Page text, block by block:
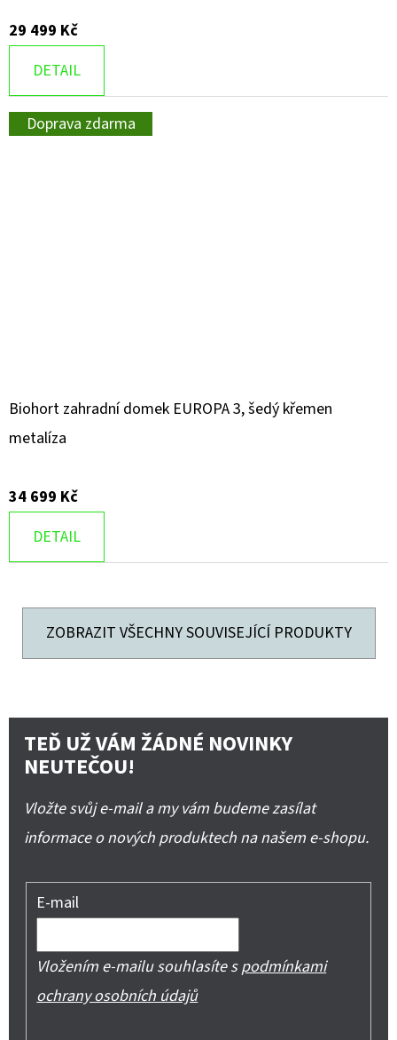
29 499 Kč
DETAIL
Doprava zdarma
Biohort zahradní domek EUROPA 3, šedý křemen
metalíza
34 699 Kč
DETAIL
ZOBRAZIT VŠECHNY SOUVISEJÍCÍ PRODUKTY
TEĎ UŽ VÁM ŽÁDNÉ NOVINKY
NEUTEČOU!
Vložte svůj e-mail a my vám budeme zasílat
informace o nových produktech na našem e-shopu.
E-mail
Vložením e-mailu souhlasíte spodmínkami
ochrany osobních údajů